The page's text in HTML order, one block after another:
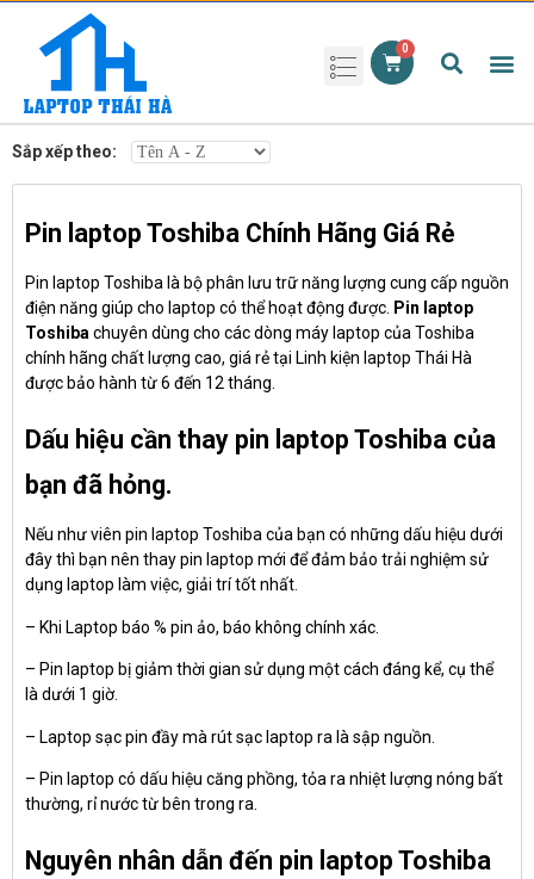
Sắp xếp theo:
Pin laptop Toshiba Chính Hãng Giá Rẻ
Pin laptop Toshiba là bộ phân lưu trữ năng lượng cung cấp nguồn
điện năng giúp cho laptop có thể hoạt động được. Pin laptop
Toshiba chuyên dùng cho các dòng máy laptop của Toshiba
chính hãng chất lượng cao, giá rẻ tại Linh kiện laptop Thái Hà
được bảo hành từ 6 đến 12 tháng.
Dấu hiệu cần thay pin laptop Toshiba của
bạn đã hỏng.
Nếu như viên pin laptop Toshiba của bạn có những dấu hiệu dưới
đây thì bạn nên thay pin laptop mới để đảm bảo trải nghiệm sử
dụng laptop làm việc, giải trí tốt nhất.
– Khi Laptop báo % pin ảo, báo không chính xác.
– Pin laptop bị giảm thời gian sử dụng một cách đáng kể, cụ thể
là dưới 1 giờ.
– Laptop sạc pin đầy mà rút sạc laptop ra là sập nguồn.
– Pin laptop có dấu hiệu căng phồng, tỏa ra nhiệt lượng nóng bất
thường, rỉ nước từ bên trong ra.
Nguyên nhân dẫn đến pin laptop Toshiba